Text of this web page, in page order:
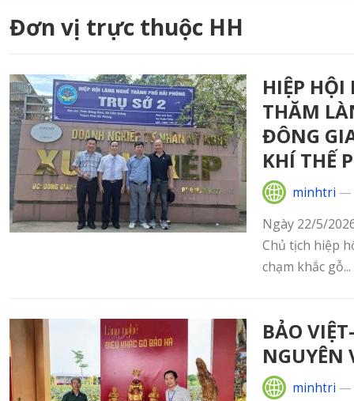
Đơn vị trực thuộc HH
HIỆP
THĂM
ĐÔNG
KHÍ THẾ
minhtri —
Ngày 22/5/
Chủ tịch hiệp
chạm khắc gỗ...
BẢO
minhtri —